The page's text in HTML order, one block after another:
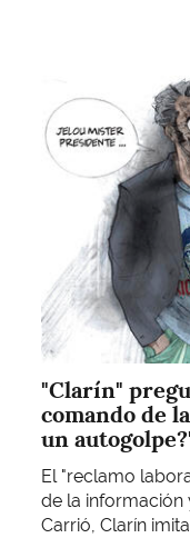
"Clarín"
comando de
un
El "reclamo
de la
Carrió, Clarín